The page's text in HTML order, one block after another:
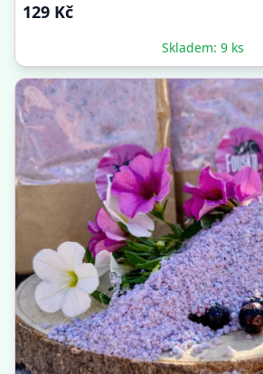
129 Kč
Skladem: 9 ks